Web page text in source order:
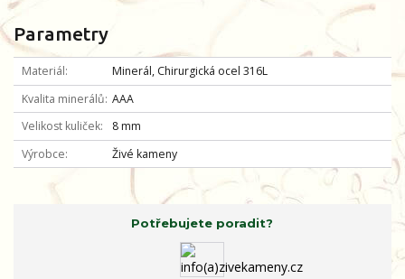
Parametry
Materiál
Minerál, Chirurgická ocel 316L
Kvalita minerálů AAA
Velikost kuliček
8 mm
Výrobce
Živé kameny
Potřebujete poradit?